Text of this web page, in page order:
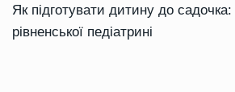
Як підготувати дитину до садочка:
рівненської педіатрині